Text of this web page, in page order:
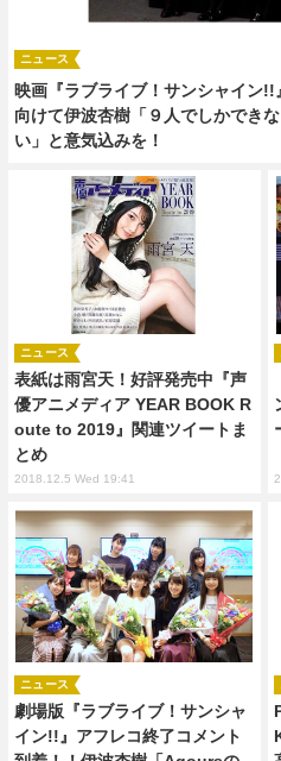
映画『ラブライブ！サンシャイン
向けて伊波杏樹「９人でしかでき
い」と意気込みを！
ニュース
表紙は雨宮天！好評発売中『声
優アニメディア YEAR BOOK R
oute to 2019』関連ツイートま
とめ
ニュース
2018.12.5 Wed 19:41
劇場版『ラブライブ！サンシャ
イン!!』アフレコ終了コメント
ニュース